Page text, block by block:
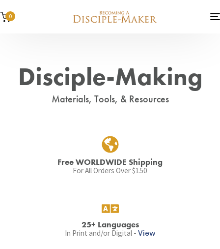
0
Disciple-Making
Materials, Tools, & Resources
Free WORLDWIDE Shipping
For All Orders Over $150
25+ Languages
In Print and/or Digital - View